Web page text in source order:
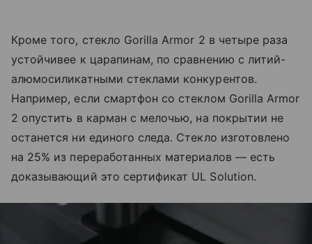
Кроме того, стекло Gorilla Armor 2 в четыре раза
устойчивее к царапинам, по сравнению с литий-
алюмосиликатными стеклами конкурентов.
Например, если смартфон со стеклом Gorilla Armor
2 опустить в карман с мелочью, на покрытии не
останется ни единого следа. Стекло изготовлено
на 25% из переработанных материалов — есть
доказывающий это сертификат UL Solution.